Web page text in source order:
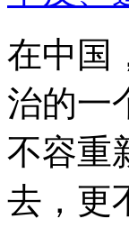
在中国
治的一
不容重
去，更